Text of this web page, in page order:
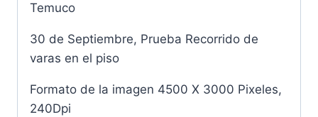
Temuco
30 de Septiembre, Prueba Recorrido de
varas en el piso
Formato de la imagen 4500 X 3000 Pixeles,
240Dpi